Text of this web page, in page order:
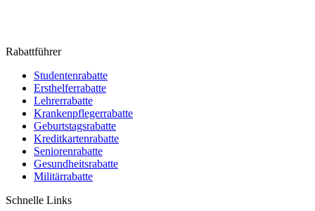
Rabattführer
Studentenrabatte
Ersthelferrabatte
Lehrerrabatte
Krankenpflegerrabatte
Geburtstagsrabatte
Kreditkartenrabatte
Seniorenrabatte
Gesundheitsrabatte
Militärrabatte
Schnelle Links